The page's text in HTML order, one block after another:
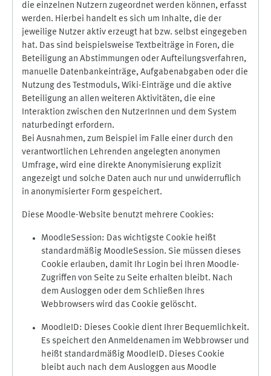
die einzelnen Nutzern zugeordnet werden können, erfasst
werden. Hierbei handelt es sich um Inhalte, die der
jeweilige Nutzer aktiv erzeugt hat bzw. selbst eingegeben
hat. Das sind beispielsweise Textbeiträge in Foren, die
Beteiligung an Abstimmungen oder Aufteilungsverfahren,
manuelle Datenbankeinträge, Aufgabenabgaben oder die
Nutzung des Testmoduls, Wiki-Einträge und die aktive
Beteiligung an allen weiteren Aktivitäten, die eine
Interaktion zwischen den NutzerInnen und dem System
naturbedingt erfordern.
Bei Ausnahmen, zum Beispiel im Falle einer durch den
verantwortlichen Lehrenden angelegten anonymen
Umfrage, wird eine direkte Anonymisierung explizit
angezeigt und solche Daten auch nur und unwiderruflich
in anonymisierter Form gespeichert.
Diese Moodle-Website benutzt mehrere Cookies:
MoodleSession: Das wichtigste Cookie heißt
standardmäßig MoodleSession. Sie müssen dieses
Cookie erlauben, damit Ihr Login bei Ihren Moodle-
Zugriffen von Seite zu Seite erhalten bleibt. Nach
dem Ausloggen oder dem Schließen Ihres
Webbrowsers wird das Cookie gelöscht.
MoodleID: Dieses Cookie dient Ihrer Bequemlichkeit.
Es speichert den Anmeldenamen im Webbrowser und
heißt standardmäßig MoodleID. Dieses Cookie
bleibt auch nach dem Ausloggen aus Moodle